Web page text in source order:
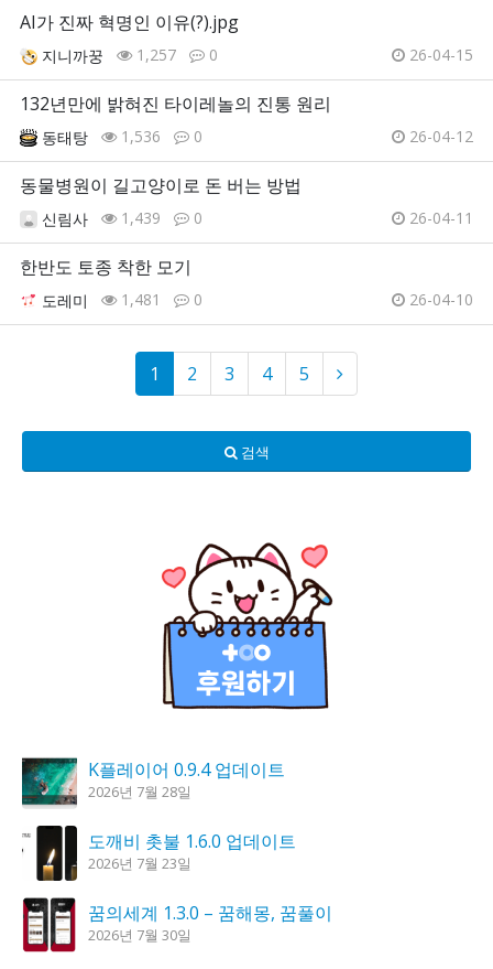
AI가 진짜 혁명인 이유(?).jpg
지니까꿍 1,257 0 26-04-15
132년만에 밝혀진 타이레놀의 진통 원리
동태탕 1,536 0 26-04-12
동물병원이 길고양이로 돈 버는 방법
신림사 1,439 0 26-04-11
한반도 토종 착한 모기
도레미 1,481 0 26-04-10
1 2 3 4 5
검색
K플레이어 0.9.4 업데이트
2026년 7월 28일
도깨비 촛불 1.6.0 업데이트
2026년 7월 23일
꿈의세계 1.3.0 – 꿈해몽, 꿈풀이
2026년 7월 30일